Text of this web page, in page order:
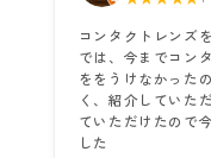
コンタクトレンズ
では、今までコン
ををうけなかった
く、紹介していた
ていただけたので
した